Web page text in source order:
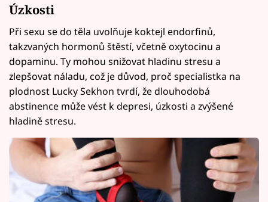
Úzkosti
Při sexu se do těla uvolňuje koktejl endorfinů,
takzvaných hormonů štěstí, včetně oxytocinu a
dopaminu. Ty mohou snižovat hladinu stresu a
zlepšovat náladu, což je důvod, proč specialistka na
plodnost Lucky Sekhon tvrdí, že dlouhodobá
abstinence může vést k depresi, úzkosti a zvýšené
hladině stresu.